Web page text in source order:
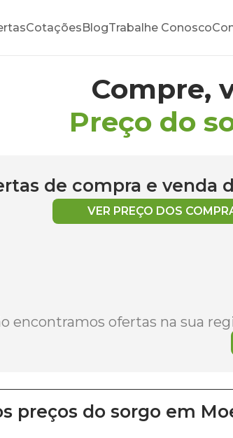
CotaçõesBlogTrabalhe Conosco
Compre,
Preço do
de compra e venda
VER PREÇO DOS
encontramos ofertas na sua
preços do sorgo em